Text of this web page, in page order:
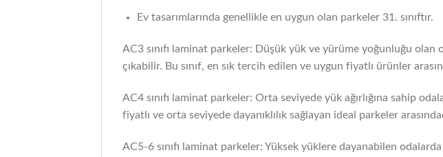
Ev tasarımlarında genellikle en uygun olan parkeler 31. sınıftır.
AC3 sınıfı laminat parkeler: Düşük yük ve yürüme yoğunluğu
çıkabilir. Bu sınıf, en sık tercih edilen ve uygun fiyatlı ürünler
AC4 sınıfı laminat parkeler: Orta seviyede yük ağırlığına sahip
fiyatlı ve orta seviyede dayanıklılık sağlayan ideal parkeler
AC5-6 sınıfı laminat parkeler: Yüksek yüklere dayanabilen